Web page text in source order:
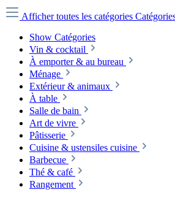
Afficher toutes les catégories
Show Catégories
Vin & cocktail
À emporter & au bureau
Ménage
Extérieur & animaux
À table
Salle de bain
Art de vivre
Pâtisserie
Cuisine & ustensiles cuisine
Barbecue
Thé & café
Rangement